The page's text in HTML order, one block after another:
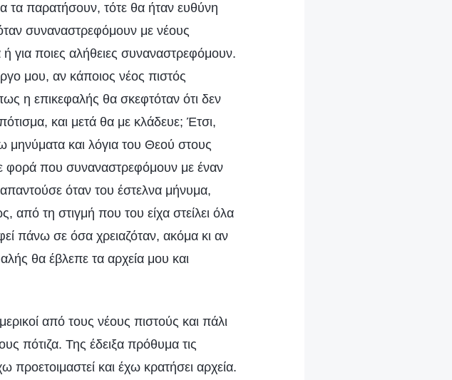
τα παρατήσουν, τότε θα ήταν ευθύνη
συναναστρεφόμουν με νέους
για ποιες αλήθειες συναναστρεφόμουν.
μου, αν κάποιος νέος πιστός
η επικεφαλής θα σκεφτόταν ότι δεν
και μετά θα με κλάδευε; Έτσι,
και λόγια του Θεού στους
φορά που συναναστρεφόμουν με έναν
όταν του έστελνα μήνυμα,
από τη στιγμή που του είχα στείλει όλα
πάνω σε όσα χρειαζόταν, ακόμα κι αν
θα έβλεπε τα αρχεία μου και
από τους νέους πιστούς και πάλι
πότιζα. Της έδειξα πρόθυμα τις
και έχω κρατήσει αρχεία.